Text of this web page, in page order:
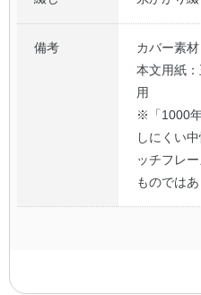
備考
カバー素
本文用紙
用
※「1000
しにくい
ッチフレ
ものではあ